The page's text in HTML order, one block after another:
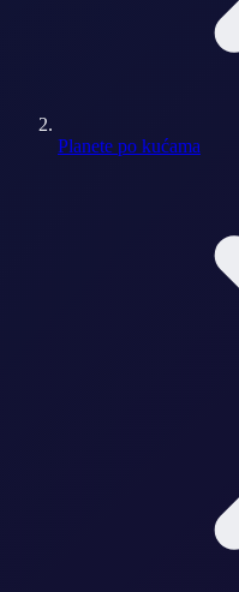
Planete po kućama